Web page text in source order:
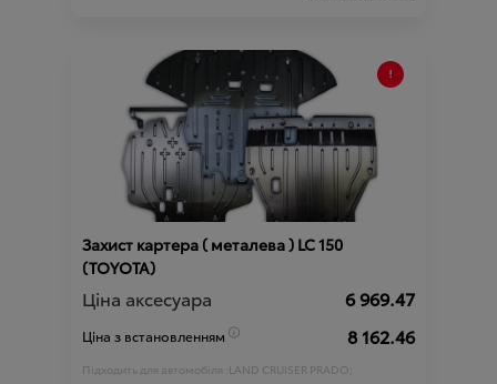
Захист картера ( металева ) LC 150
(TOYOTA)
Ціна аксесуара 6 969.47
Ціна з встановленням 8 162.46
Підходить для автомобіля :LAND CRUISER PRADO;